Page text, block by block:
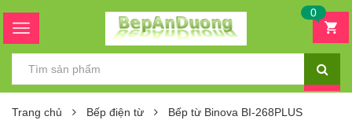
0
Trang chủ Bếp điện từ Bếp từ Binova BI-268PLUS